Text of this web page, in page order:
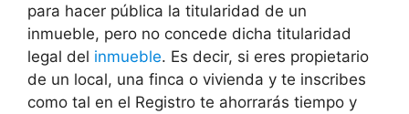
para hacer pública la titularidad de un
inmueble, pero no concede dicha titularidad
legal del inmueble. Es decir, si eres propietario
de un local, una finca o vivienda y te inscribes
como tal en el Registro te ahorrarás tiempo y